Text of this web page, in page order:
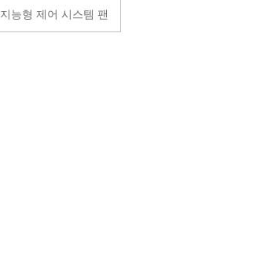
지능형 제어 시스템 팬